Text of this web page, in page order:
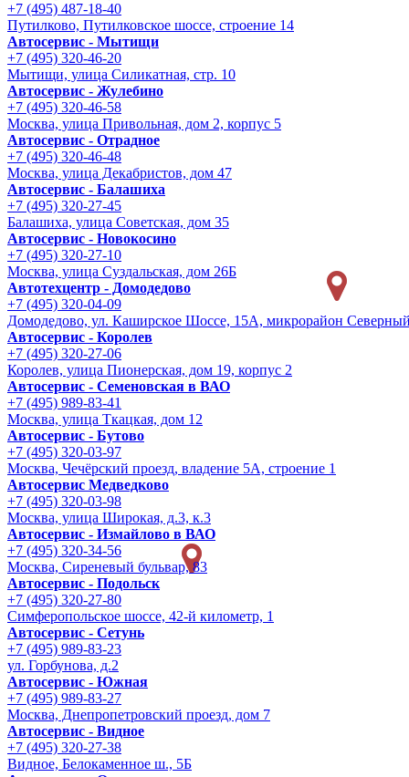
+7 (495) 487-18-40
Путилково, Путилковское шоссе, строение 14
Автосервис - Мытищи
+7 (495) 320-46-20
Мытищи, улица Силикатная, стр. 10
Автосервис - Жулебино
+7 (495) 320-46-58
Москва, улица Привольная, дом 2, корпус 5
Автосервис - Отрадное
+7 (495) 320-46-48
Москва, улица Декабристов, дом 47
Автосервис - Балашиха
+7 (495) 320-27-45
Балашиха, улица Советская, дом 35
Автосервис - Новокосино
+7 (495) 320-27-10
Москва, улица Суздальская, дом 26Б
Автотехцентр - Домодедово
+7 (495) 320-04-09
Домодедово, ул. Каширское Шоссе, 15А, микрорайон
Автосервис - Королев
+7 (495) 320-27-06
Королев, улица Пионерская, дом 19, корпус 2
Автосервис - Семеновская в ВАО
+7 (495) 989-83-41
Москва, улица Ткацкая, дом 12
Автосервис - Бутово
+7 (495) 320-03-97
Москва, Чечёрский проезд, владение 5А, строение 1
Автосервис Медведково
+7 (495) 320-03-98
Москва, улица Широкая, д.3, к.3
Автосервис - Измайлово в ВАО
+7 (495) 320-34-56
Москва, Сиреневый бульвар, 83
Автосервис - Подольск
+7 (495) 320-27-80
Симферопольское шоссе, 42-й километр, 1
Автосервис - Сетунь
+7 (495) 989-83-23
ул. Горбунова, д.2
Автосервис - Южная
+7 (495) 989-83-27
Москва, Днепропетровский проезд, дом 7
Автосервис - Видное
+7 (495) 320-27-38
Видное, Белокаменное ш., 5Б